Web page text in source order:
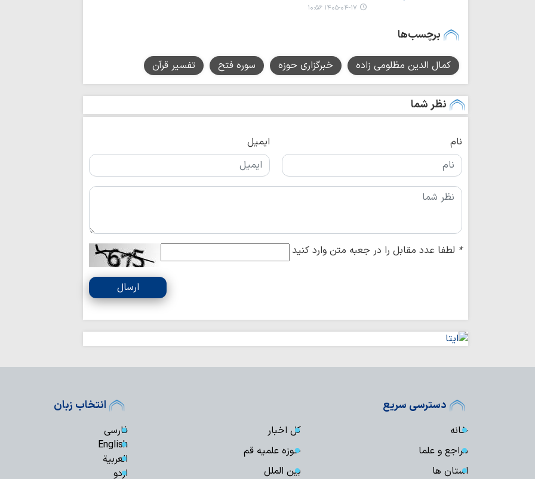
۱۴۰۵-۰۴-۱۷ ۱۰:۵۶
برچسب‌ها
کمال الدین مظلومی زاده خبرگزاری حوزه سوره فتح تفسیر قرآن
نظر شما
نام ایمیل
* لطفا عدد مقابل را در جعبه متن وارد کنید
ارسال
دسترسی سریع
خانه
کل اخبار
مراجع و علما
حوزه علمیه قم
استان ها
بین الملل
انتخاب زبان
فارسی
English
العربیة
اردو